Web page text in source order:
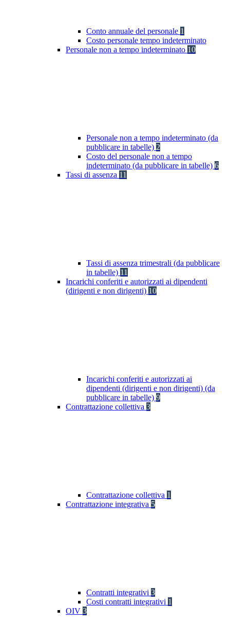
Conto annuale del personale 1
Costo personale tempo indeterminato
Personale non a tempo indeterminato 10
Personale non a tempo indeterminato (da
pubblicare in tabelle) 2
Costo del personale non a tempo
indeterminato (da pubblicare in tabelle) 6
Tassi di assenza 11
Tassi di assenza trimestrali (da pubblicare
in tabelle) 11
Incarichi conferiti e autorizzati ai dipendenti
(dirigenti e non dirigenti) 10
Incarichi conferiti e autorizzati ai
dipendenti (dirigenti e non dirigenti) (da
pubblicare in tabelle) 9
Contrattazione collettiva 3
Contrattazione collettiva 1
Contrattazione integrativa 5
Contratti integrativi 3
Costi contratti integrativi 1
OIV 3